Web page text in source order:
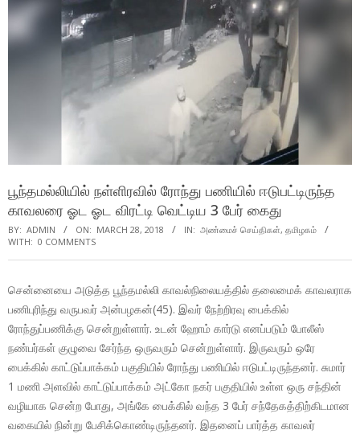
பூந்தமல்லியில் நள்ளிரவில் ரோந்து பணியில் ஈடுபட்டிருந்த
காவலரை ஓட ஓட விரட்டி வெட்டிய 3 பேர் கைது
BY: ADMIN ON: MARCH 28, 2018 IN: அண்மைச் செய்திகள், தமிழகம்
WITH: 0 COMMENTS
சென்னையை அடுத்த பூந்தமல்லி காவல்நிலையத்தில் தலைமைக் காவலராக
பணிபுரிந்து வருபவர் அன்பழகன்(45). இவர் நேற்றிரவு பைக்கில்
ரோந்துப்பணிக்கு சென்றுள்ளார். உடன் ஹோம் கார்டு எனப்படும் போலீஸ்
நண்பர்கள் குழுவை சேர்ந்த ஒருவரும் சென்றுள்ளார். இருவரும் ஒரே
பைக்கில் காட்டுப்பாக்கம் பகுதியில் ரோந்து பணியில் ஈடுபட்டிருந்தனர். சுமார்
1 மணி அளவில் காட்டுப்பாக்கம் அட்கோ நகர் பகுதியில் உள்ள ஒரு சந்தின்
வழியாக சென்ற போது, அங்கே பைக்கில் வந்த 3 பேர் சந்தேகத்திற்கிடமான
வகையில் நின்று பேசிக்கொண்டிருந்தனர். இதனைப் பார்த்த காவலர்